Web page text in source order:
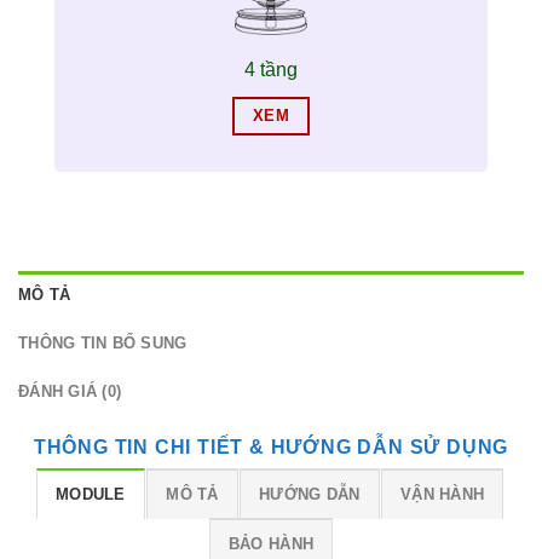
4 tầng
XEM
MÔ TẢ
THÔNG TIN BỔ SUNG
ĐÁNH GIÁ (0)
THÔNG TIN CHI TIẾT & HƯỚNG DẪN SỬ DỤNG
MODULE MÔ TẢ HƯỚNG DẪN VẬN HÀNH
BẢO HÀNH